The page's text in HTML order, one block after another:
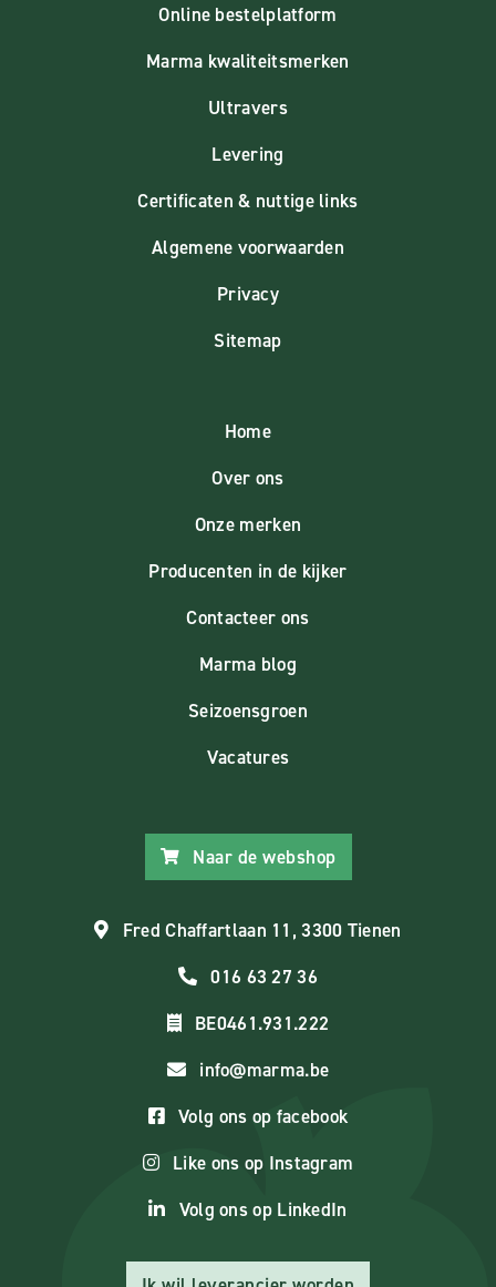
Online bestelplatform
Marma kwaliteitsmerken
Ultravers
Levering
Certificaten & nuttige links
Algemene voorwaarden
Privacy
Sitemap
Home
Over ons
Onze merken
Producenten in de kijker
Contacteer ons
Marma blog
Seizoensgroen
Vacatures
Naar de webshop
Fred Chaffartlaan 11, 3300 Tienen
016 63 27 36
BE0461.931.222
info@marma.be
Volg ons op facebook
Like ons op Instagram
Volg ons op LinkedIn